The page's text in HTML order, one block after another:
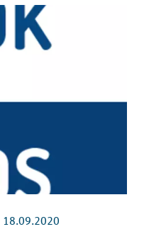
18.09.2020